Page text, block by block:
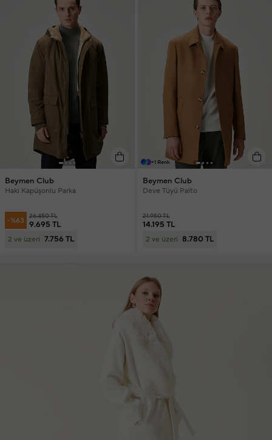
Beymen Club
Haki Kapüşonlu Parka
-%63 26.450 TL
9.695 TL
2 ve üzeri 7.756 TL
+1 Renk
Beymen Club
Deve Tüyü Palto
21.950 TL
14.195 TL
2 ve üzeri 8.780 TL